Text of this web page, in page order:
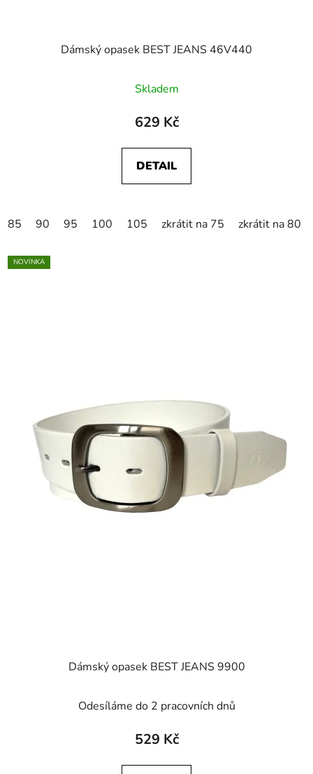
Dámský opasek BEST JEANS 46V440
Skladem
629 Kč
DETAIL
85 90 95 100 105 zkrátit na 75 zkrátit na 80
NOVINKA
Dámský opasek BEST JEANS 9900
Odesíláme do 2 pracovních dnů
529 Kč